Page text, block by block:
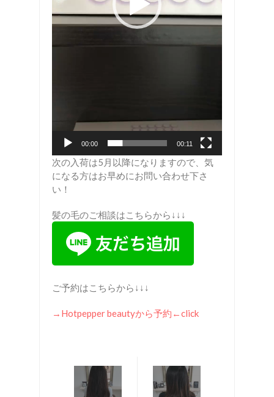
00:00 00:11
次の入荷は5月以降になりますので、気
になる方はお早めにお問い合わせ下さ
い！
髪の毛のご相談はこちらから↓↓↓
ご予約はこちらから↓↓↓
→Hotpepper beautyから予約 ←click